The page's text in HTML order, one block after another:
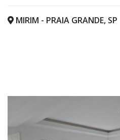
MIRIM - PRAIA GRANDE, SP